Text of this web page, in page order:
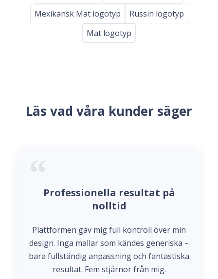
Mexikansk Mat logotyp
Russin logotyp
Mat logotyp
Läs vad våra kunder säger
Professionella resultat på
nolltid
Plattformen gav mig full kontroll över min
design. Inga mallar som kändes generiska –
bara fullständig anpassning och fantastiska
resultat. Fem stjärnor från mig.